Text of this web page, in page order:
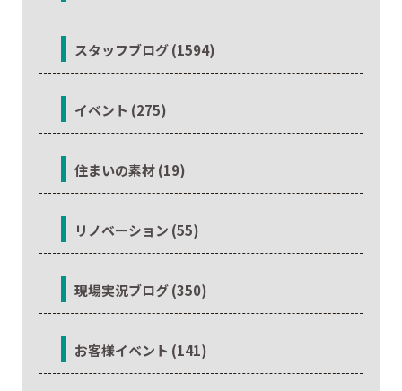
スタッフブログ (1594)
イベント (275)
住まいの素材 (19)
リノベーション (55)
現場実況ブログ (350)
お客様イベント (141)